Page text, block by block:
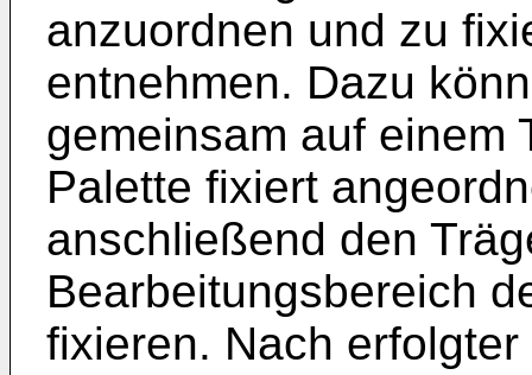
anzuordnen und zu
entnehmen. Dazu
gemeinsam auf einem
Palette fixiert
anschließend den
Bearbeitungsbereich
fixieren. Nach